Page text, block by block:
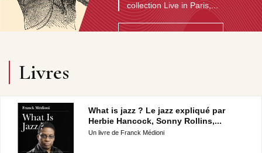
collection Live in Paris,...
Livres
What is jazz ? Le jazz expliqué par
Herbie Hancock, Sonny Rollins,...
Un livre de Franck Médioni